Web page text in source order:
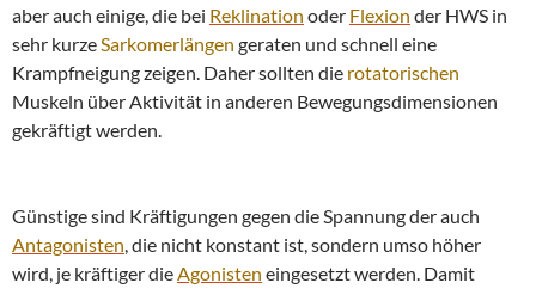
aber auch einige, die bei Reklination oder Flexion der HWS in
sehr kurzeSarkomerlängen geraten und schnell eine
Krampfneigung zeigen. Daher sollten die rotatorischen
Muskeln über Aktivität in anderen Bewegungsdimensionen
gekräftigt werden.
Günstige sind Kräftigungen gegen die Spannung der auch
Antagonisten, die nicht konstant ist, sondern umso höher
wird, je kräftiger dieAgonisten eingesetzt werden. Damit